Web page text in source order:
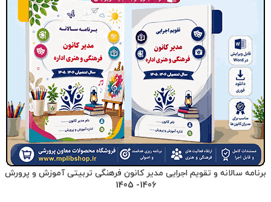
برنامه سالانه و تقویم اجرایی مدیر کانون فرهنگی تربیتی آموزش و پرورش
1406- 1405